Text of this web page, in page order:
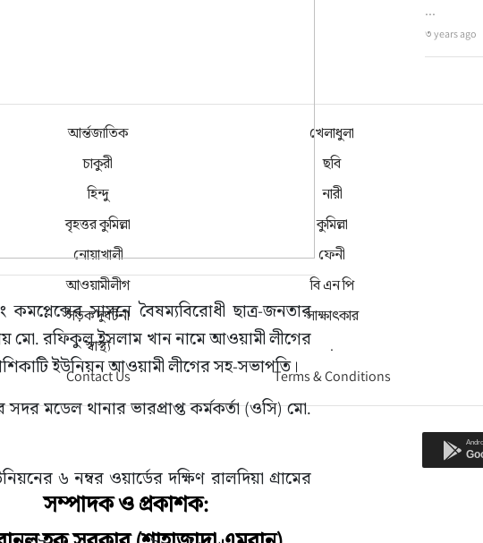
সামনে বৈষম্যবিরোধী ছাত্র-জনতার
মো. রফিকুল ইসলাম খান নামে আওয়ামী লীগের
ইউনিয়ন আওয়ামী লীগের সহ-সভাপতি।
মডেল থানার ভারপ্রাপ্ত কর্মকর্তা (ওসি) মো.
৬ নম্বর ওয়ার্ডের দক্ষিণ রালদিয়া গ্রামের
...
৩ years ago
আর্ন্তজাতিক খেলাধুলা
চাকুরী ছবি
হিন্দু নারী
বৃহত্তর কুমিল্লা কুমিল্লা
নোয়াখালী ফেনী
আওয়ামীলীগ বি এন পি
সড়ক দুর্ঘটনা সাক্ষাৎকার
স্বাস্থ্য .
Contact Us Terms & Conditions
সম্পাদক ও প্রকাশক: